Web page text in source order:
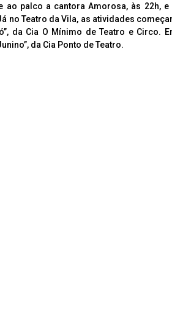
ao palco a cantora Amorosa, às 22h, e
no Teatro da Vila, as atividades
da Cia O Mínimo de Teatro e Circo.
da Cia Ponto de Teatro.